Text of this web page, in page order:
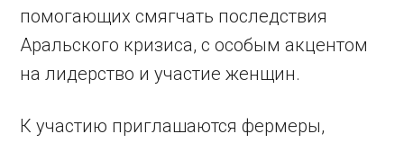
помогающих смягчать последствия
Аральского кризиса, с особым акцентом
на лидерство и участие женщин.
К участию приглашаются фермеры,